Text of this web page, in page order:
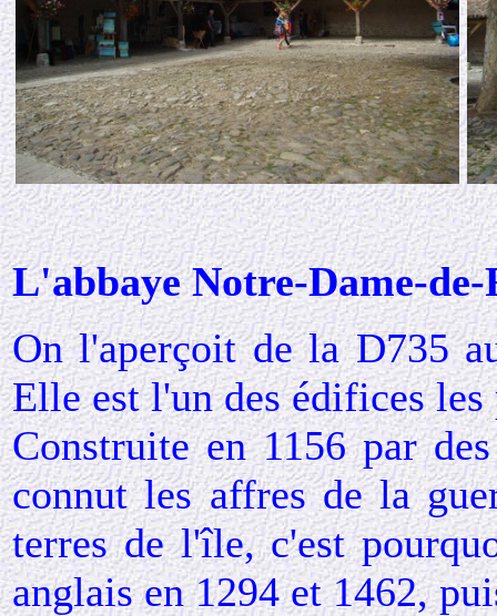
L'abbaye Notre-Dame-
On l'aperçoit de la D735
Elle est l'un des édifices
Construite en 1156 par
connut les affres de la
terres de l'île, c'est
anglais en 1294 et 1462,